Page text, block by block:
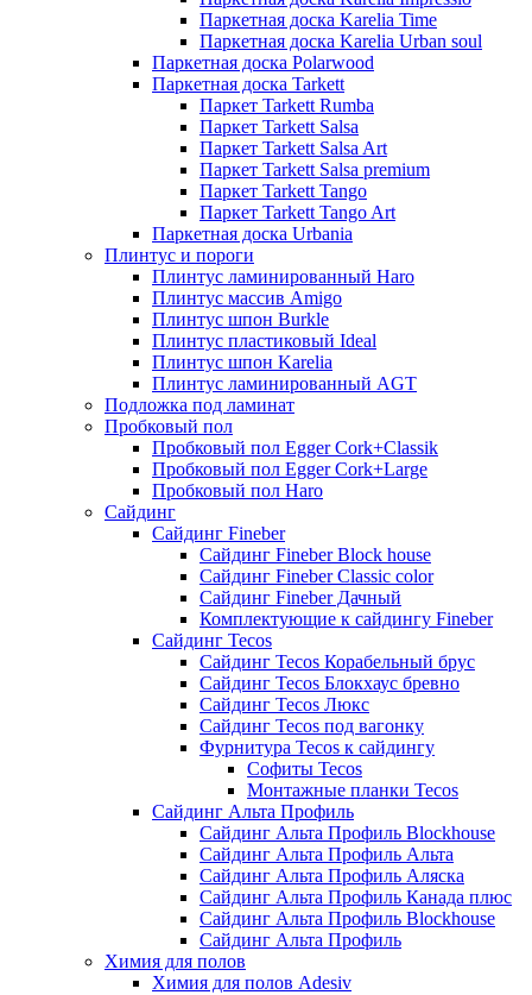
Паркетная доска Karelia Time
Паркетная доска Karelia Urban soul
Паркетная доска Polarwood
Паркетная доска Tarkett
Паркет Tarkett Rumba
Паркет Tarkett Salsa
Паркет Tarkett Salsa Art
Паркет Tarkett Salsa premium
Паркет Tarkett Tango
Паркет Tarkett Tango Art
Паркетная доска Urbania
Плинтус и пороги
Плинтус ламинированный Haro
Плинтус массив Amigo
Плинтус шпон Burkle
Плинтус пластиковый Ideal
Плинтус шпон Karelia
Плинтус ламинированный AGT
Подложка под ламинат
Пробковый пол
Пробковый пол Egger Cork+Classik
Пробковый пол Egger Cork+Large
Пробковый пол Haro
Сайдинг
Сайдинг Fineber
Сайдинг Fineber Block house
Сайдинг Fineber Classic color
Сайдинг Fineber Дачный
Комплектующие к сайдингу Fineber
Сайдинг Tecos
Сайдинг Tecos Корабельный брус
Сайдинг Tecos Блокхаус бревно
Сайдинг Tecos Люкс
Сайдинг Tecos под вагонку
Фурнитура Tecos к сайдингу
Софиты Tecos
Монтажные планки Tecos
Сайдинг Альта Профиль
Сайдинг Альта Профиль Blockhouse
Сайдинг Альта Профиль Альта
Сайдинг Альта Профиль Аляска
Сайдинг Альта Профиль Канада плюс
Сайдинг Альта Профиль Blockhouse
Сайдинг Альта Профиль
Химия для полов
Химия для полов Adesiv